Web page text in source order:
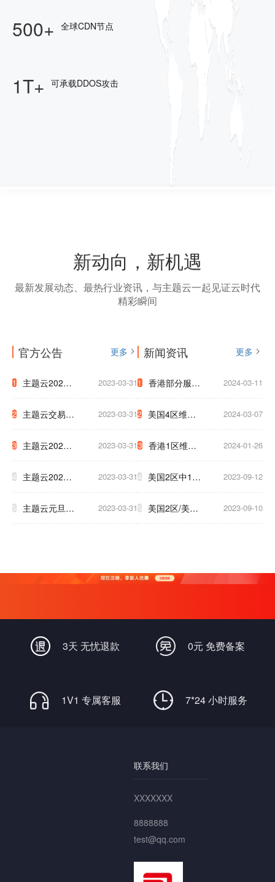
500+ 全球CDN节点
1T+ 可承载DDOS攻击
新动向，新机遇
最新发展动态、最热行业资讯，与主题云一起见证云时代
精彩瞬间
官方公告 更多
1 主题云2023
年中秋国庆放
假公告
2023-03-31
2 主题云交易支
付系统升级公
告
2023-03-31
3 主题云2023
年五一放假公
告
2023-03-31
4 主题云2023
年春节放假公
2023-03-31
5 主题云元旦大 2023-03-31
新闻资讯 更多
1 香港部分服务
器迁移通知
2024-03-11
2 美国4区维护
網路升級通知
至下午5点
2024-03-07
3 香港1区维护
3小时通知
2024-01-26
4 美国2区中1区
将于9.17号被
2023-09-12
5 美国2区/美国 2023-09-10
3天 无忧退款 0元 免费备案
1V1 专属客服 7*24 小时服务
联系我们
XXXXXXX
8888888
test@qq.com